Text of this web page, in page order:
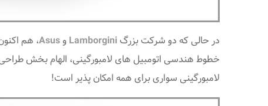
در حالی که دو شرکت بزرگLamborginiوAsus، هم
لامبورگینی سواری برای همه امکان پذیر است!